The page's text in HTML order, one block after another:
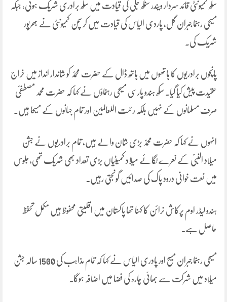
سکھ کمیونٹی قائد سردار ویندر سنگھ جگی کی قیادت میں سکھ برادری شریک ہوئی، جبکہ
مسیحی رہنما جبران گل، پاردی الیاس کی قیادت میں کرسچن کمیونٹی نے بھرپور
شریک کی۔
پانچوں برادریوں کا ہاتھوں میں ہاتھ ڈال کے حضرت محمدؐ کو شاندار انداز میں خراج
عقیدت پیش کیا گیا۔ سکھ ہندو پارسی مسیحی رہنماؤں نے کہا کہ حضرت محمد مصطفیؐ
صرف مسلمانوں کے نہیں بلکہ رحمت اللعالمین اور تمام جہانوں کے مسیحا ہیں۔
انہوں نے کہا کہ حضرت محمدؐ بڑی شان والے ہیں، تمام برادریوں نے جشن
میلاد النبیؐ کے نعرے لگائے میلاد کمیٹیاں بڑی تعداد بھی شریک تھی،جلوس
میں نعت خوانی درود پاک کی صدائیں گونجتی رہیں۔
ہندو لیڈر اوم پرکاش نرائن کا کہنا تھا ‎پاکستان میں اقلیتی محفوظ ہیں مکمل تحفظ
حاصل ہے۔
مسیحی رہنما جبران مسیح اور پادری الیاس نے کہا کہ ‎تمام مذاہب کی 1500 سالہ جشن
میلاد میں شرکت سے بھائی چارہ کی فضا میں اضافہ ہوگا۔